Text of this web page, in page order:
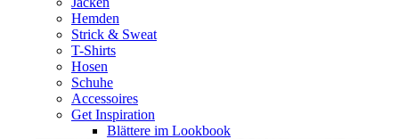
Hemden
Strick & Sweat
T-Shirts
Hosen
Schuhe
Accessoires
Get Inspiration
Blättere im Lookbook